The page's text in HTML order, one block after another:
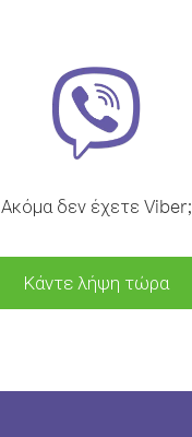
Ακόμα δεν έχετε Viber;
Κάντε λήψη τώρα